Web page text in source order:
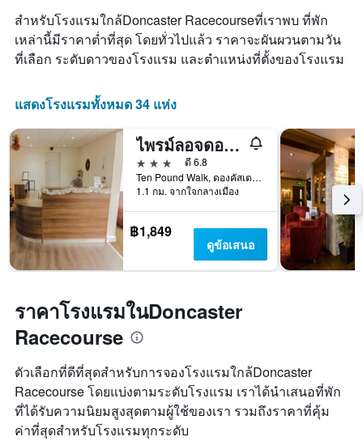
สำหรับโรงแรมใกล้Doncaster Racecourseที่เราพบ ที่พัก
เหล่านี้มีราคาต่ำที่สุด โดยทั่วไปแล้ว ราคาจะผันผวนตามวัน
ที่เลือก ระดับดาวของโรงแรม และตำแหน่งที่ตั้งของโรงแรม
แสดงโรงแรมทั้งหมด 34 แห่ง
ไพรม์ลอจดอนคาสเตอร์
3 ดาว
ดี 6.8
Ten Pound Walk, ดองคัสเตอร์, สหราชอาณาจักร
1.1 กม. จากใจกลางเมือง
฿1,849
ดูข้อเสนอ
ราคาโรงแรมในDoncaster
Racecourse
ตัวเลือกที่ดีที่สุดสำหรับการจองโรงแรมใกล้Doncaster
Racecourse โดยแบ่งตามระดับโรงแรม เราได้นำเสนอที่พัก
ที่ได้รับความนิยมสูงสุดตามผู้ใช้ของเรา รวมถึงราคาที่คุ้ม
ค่าที่สุดสำหรับโรงแรมทุกระดับ